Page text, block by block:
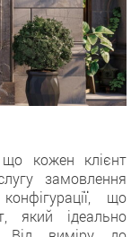
кожен клієнт
замовлення
що
який ідеально